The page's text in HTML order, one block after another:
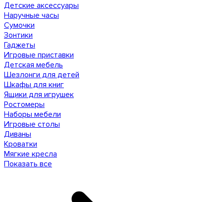
Детские аксессуары
Наручные часы
Сумочки
Зонтики
Гаджеты
Игровые приставки
Детская мебель
Шезлонги для детей
Шкафы для книг
Ящики для игрушек
Ростомеры
Наборы мебели
Игровые столы
Диваны
Кроватки
Мягкие кресла
Показать все